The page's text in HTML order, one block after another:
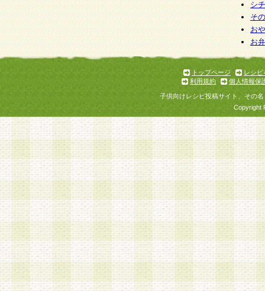
シ
そ
お
お
トップページ
レシピ
利用規約
個人情報保
子供向けレシピ投稿サイト、その
Copyright